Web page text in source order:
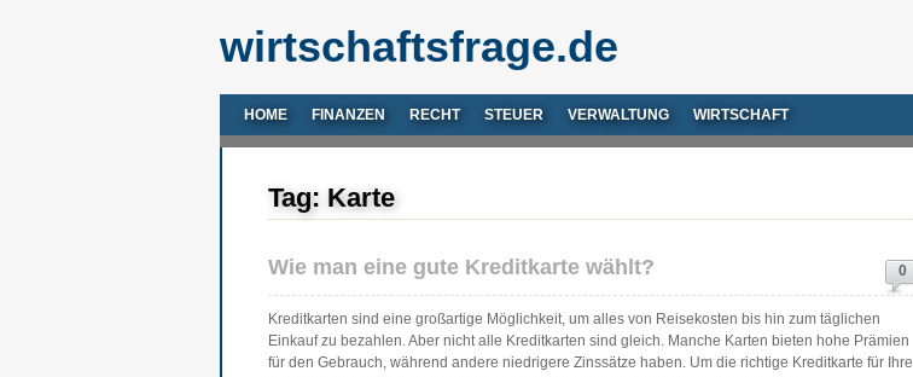
wirtschaftsfrage.de
HOME FINANZEN RECHT STEUER VERWALTUNG WIRTSCHAFT
Tag: Karte
0
Wie man eine gute Kreditkarte wählt?
Kreditkarten sind eine großartige Möglichkeit, um alles von Reisekosten bis hin zum täglichen
Einkauf zu bezahlen. Aber nicht alle Kreditkarten sind gleich. Manche Karten bieten hohe Prämien
für den Gebrauch, während andere niedrigere Zinssätze haben. Um die richtige Kreditkarte für Ihre